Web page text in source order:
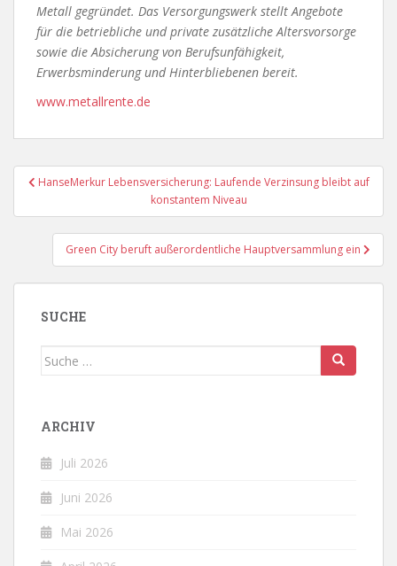
Metall gegründet. Das Versorgungswerk stellt Angebote
für die betriebliche und private zusätzliche Altersvorsorge
sowie die Absicherung von Berufsunfähigkeit,
Erwerbsminderung und Hinterbliebenen bereit.
www.metallrente.de
Beitragsnavigation
HanseMerkur Lebensversicherung: Laufende Verzinsung bleibt auf
konstantem Niveau
Green City beruft außerordentliche Hauptversammlung ein
SUCHE
Suche
ARCHIV
Juli 2026
Juni 2026
Mai 2026